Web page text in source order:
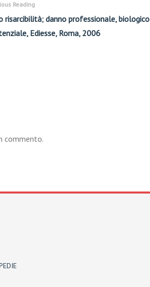
Reading
risarcibilità; danno professionale, biologico
Ediesse, Roma, 2006
commento.